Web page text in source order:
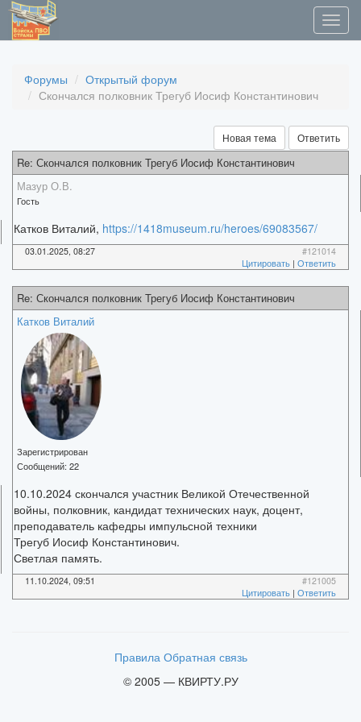
Форумы
Открытый форум
Скончался полковник Трегуб Иосиф Константинович
Новая тема Ответить
Re: Скончался полковник Трегуб Иосиф Константинович
Мазур О.В.
Гость
Катков Виталий, https://1418museum.ru/heroes/69083567/
03.01.2025, 08:27
#121014
Цитировать | Ответить
Re: Скончался полковник Трегуб Иосиф Константинович
Катков Виталий
Зарегистрирован
Сообщений: 22
10.10.2024 скончался участник Великой Отечественной
войны, полковник, кандидат технических наук, доцент,
преподаватель кафедры импульсной техники
Трегуб Иосиф Константинович.
Светлая память.
11.10.2024, 09:51
#121005
Цитировать | Ответить
Правила Обратная связь
© 2005 — КВИРТУ.РУ